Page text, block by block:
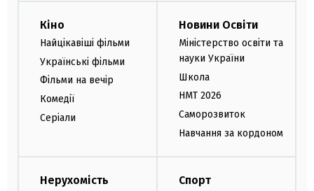
Кіно
Найцікавіші фільми
Українські фільми
Фільми на вечір
Комедії
Серіали
Новини Освіти
Міністерство освіти та
науки України
Школа
НМТ 2026
Саморозвиток
Навчання за кордоном
Нерухомість Спорт